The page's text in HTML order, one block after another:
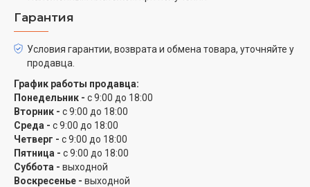
Гарантия
Условия гарантии, возврата и обмена товара, уточняйте у
продавца.
График работы продавца:
Понедельник - с 9:00 до 18:00
Вторник - с 9:00 до 18:00
Среда - с 9:00 до 18:00
Четверг - с 9:00 до 18:00
Пятница - с 9:00 до 18:00
Суббота - выходной
Воскресенье - выходной